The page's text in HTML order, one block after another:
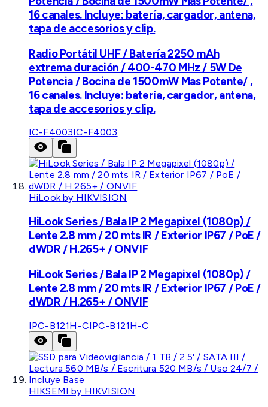
16 canales. Incluye: batería, cargador, antena,
tapa de accesorios y clip.
Radio Portátil UHF / Batería 2250 mAh
extrema duración / 400-470 MHz / 5W De
Potencia / Bocina de 1500mW Mas Potente/ ,
16 canales. Incluye: batería, cargador, antena,
tapa de accesorios y clip.
IC-F4003IC-F4003
HiLook by HIKVISION
HiLook Series / Bala IP 2 Megapixel (1080p) /
Lente 2.8 mm / 20 mts IR / Exterior IP67 / PoE /
dWDR / H.265+ / ONVIF
HiLook Series / Bala IP 2 Megapixel (1080p) /
Lente 2.8 mm / 20 mts IR / Exterior IP67 / PoE /
dWDR / H.265+ / ONVIF
IPC-B121H-CIPC-B121H-C
HIKSEMI by HIKVISION